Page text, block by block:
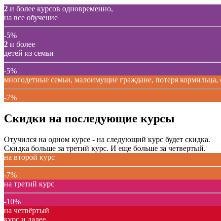
2 и более курсов одновременно,
на все обучение
-5%
2 и более
детей из семьи
-5%
многодетные семьи, малоимущие граждане, потеря кормильца,
-7%
Скидки на последующие курсы
Отучился на одном курсе - на следующий курс будет скидка.
Скидка больше за третий курс. И еще больше за четвертый.
на второй курс
-7%
на третий курс
-10%
на четвёртый